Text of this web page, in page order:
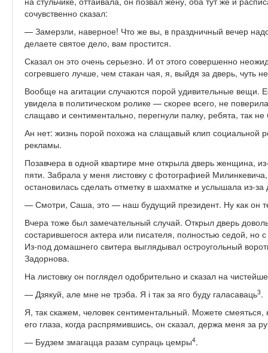
сочувственно сказал:
— Замерзли, наверное! Что же вы, в праздничный вечер
делаете святое дело, вам простится.
Сказал он это очень серьезно. И от этого совершенно
согревшего лучше, чем стакан чая, я, выйдя за дверь, чуть
Вообще на агитации случаются порой удивительные вещи.
увидела в политическом ролике — скорее всего, не
слащаво и сентиментально, перегнули палку, ребята, так не
Ан нет: жизнь порой похожа на слащавый клип социальной
рекламы.
Позавчера в одной квартире мне открыла дверь женщина,
пяти. Забрала у меня листовку с фотографией
остановилась сделать отметку в шахматке и услышала из-
— Смотри, Саша, это — наш будущий президент. Ну как он
Вчера тоже был замечательный случай. Открыл дверь
состарившегося актера или писателя, полностью седой, но
Из-под домашнего свитера выглядывал остроугольный
Задорнова.
На листовку он поглядел одобрительно и сказал на
— Дзякуй, але мне не трэба. Я і так за яго буду галасаваць3.
Я, так скажем, человек сентиментальный. Можете
его глаза, когда распрямившись, он сказал, держа меня за
— Будзем змагацца разам супраць цемры4.